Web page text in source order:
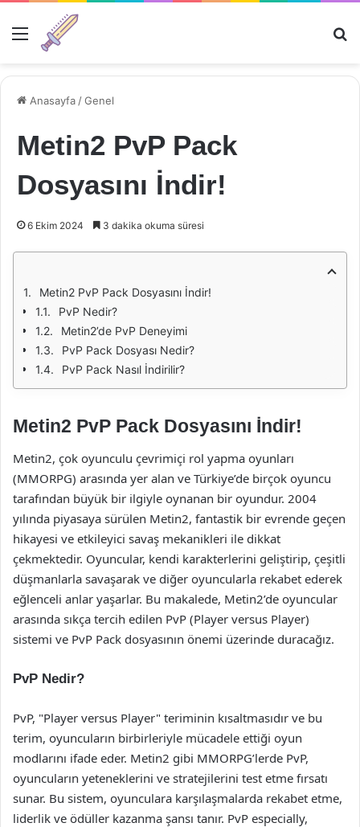
Menü
Anasayfa /Genel
Metin2 PvP Pack
Dosyasını İndir!
6 Ekim 2024 3 dakika okuma süresi
Metin2 PvP Pack Dosyasını İndir!
PvP Nedir?
Metin2’de PvP Deneyimi
PvP Pack Dosyası Nedir?
PvP Pack Nasıl İndirilir?
Metin2 PvP Pack Dosyasını İndir!
Metin2, çok oyunculu çevrimiçi rol yapma oyunları
(MMORPG) arasında yer alan ve Türkiye’de birçok oyuncu
tarafından büyük bir ilgiyle oynanan bir oyundur. 2004
yılında piyasaya sürülen Metin2, fantastik bir evrende geçen
hikayesi ve etkileyici savaş mekanikleri ile dikkat
çekmektedir. Oyuncular, kendi karakterlerini geliştirip, çeşitli
düşmanlarla savaşarak ve diğer oyuncularla rekabet ederek
eğlenceli anlar yaşarlar. Bu makalede, Metin2’de oyuncular
arasında sıkça tercih edilen PvP (Player versus Player)
sistemi ve PvP Pack dosyasının önemi üzerinde duracağız.
PvP Nedir?
PvP, "Player versus Player" teriminin kısaltmasıdır ve bu
terim, oyuncuların birbirleriyle mücadele ettiği oyun
modlarını ifade eder. Metin2 gibi MMORPG’lerde PvP,
oyuncuların yeteneklerini ve stratejilerini test etme fırsatı
sunar. Bu sistem, oyunculara karşılaşmalarda rekabet etme,
liderlik ve ödüller kazanma şansı tanır. PvP especially,